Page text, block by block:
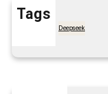
Tags
Deepseek